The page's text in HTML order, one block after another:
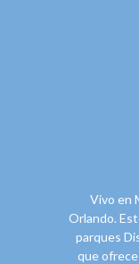
Vivo en
Orlando.
parques
que